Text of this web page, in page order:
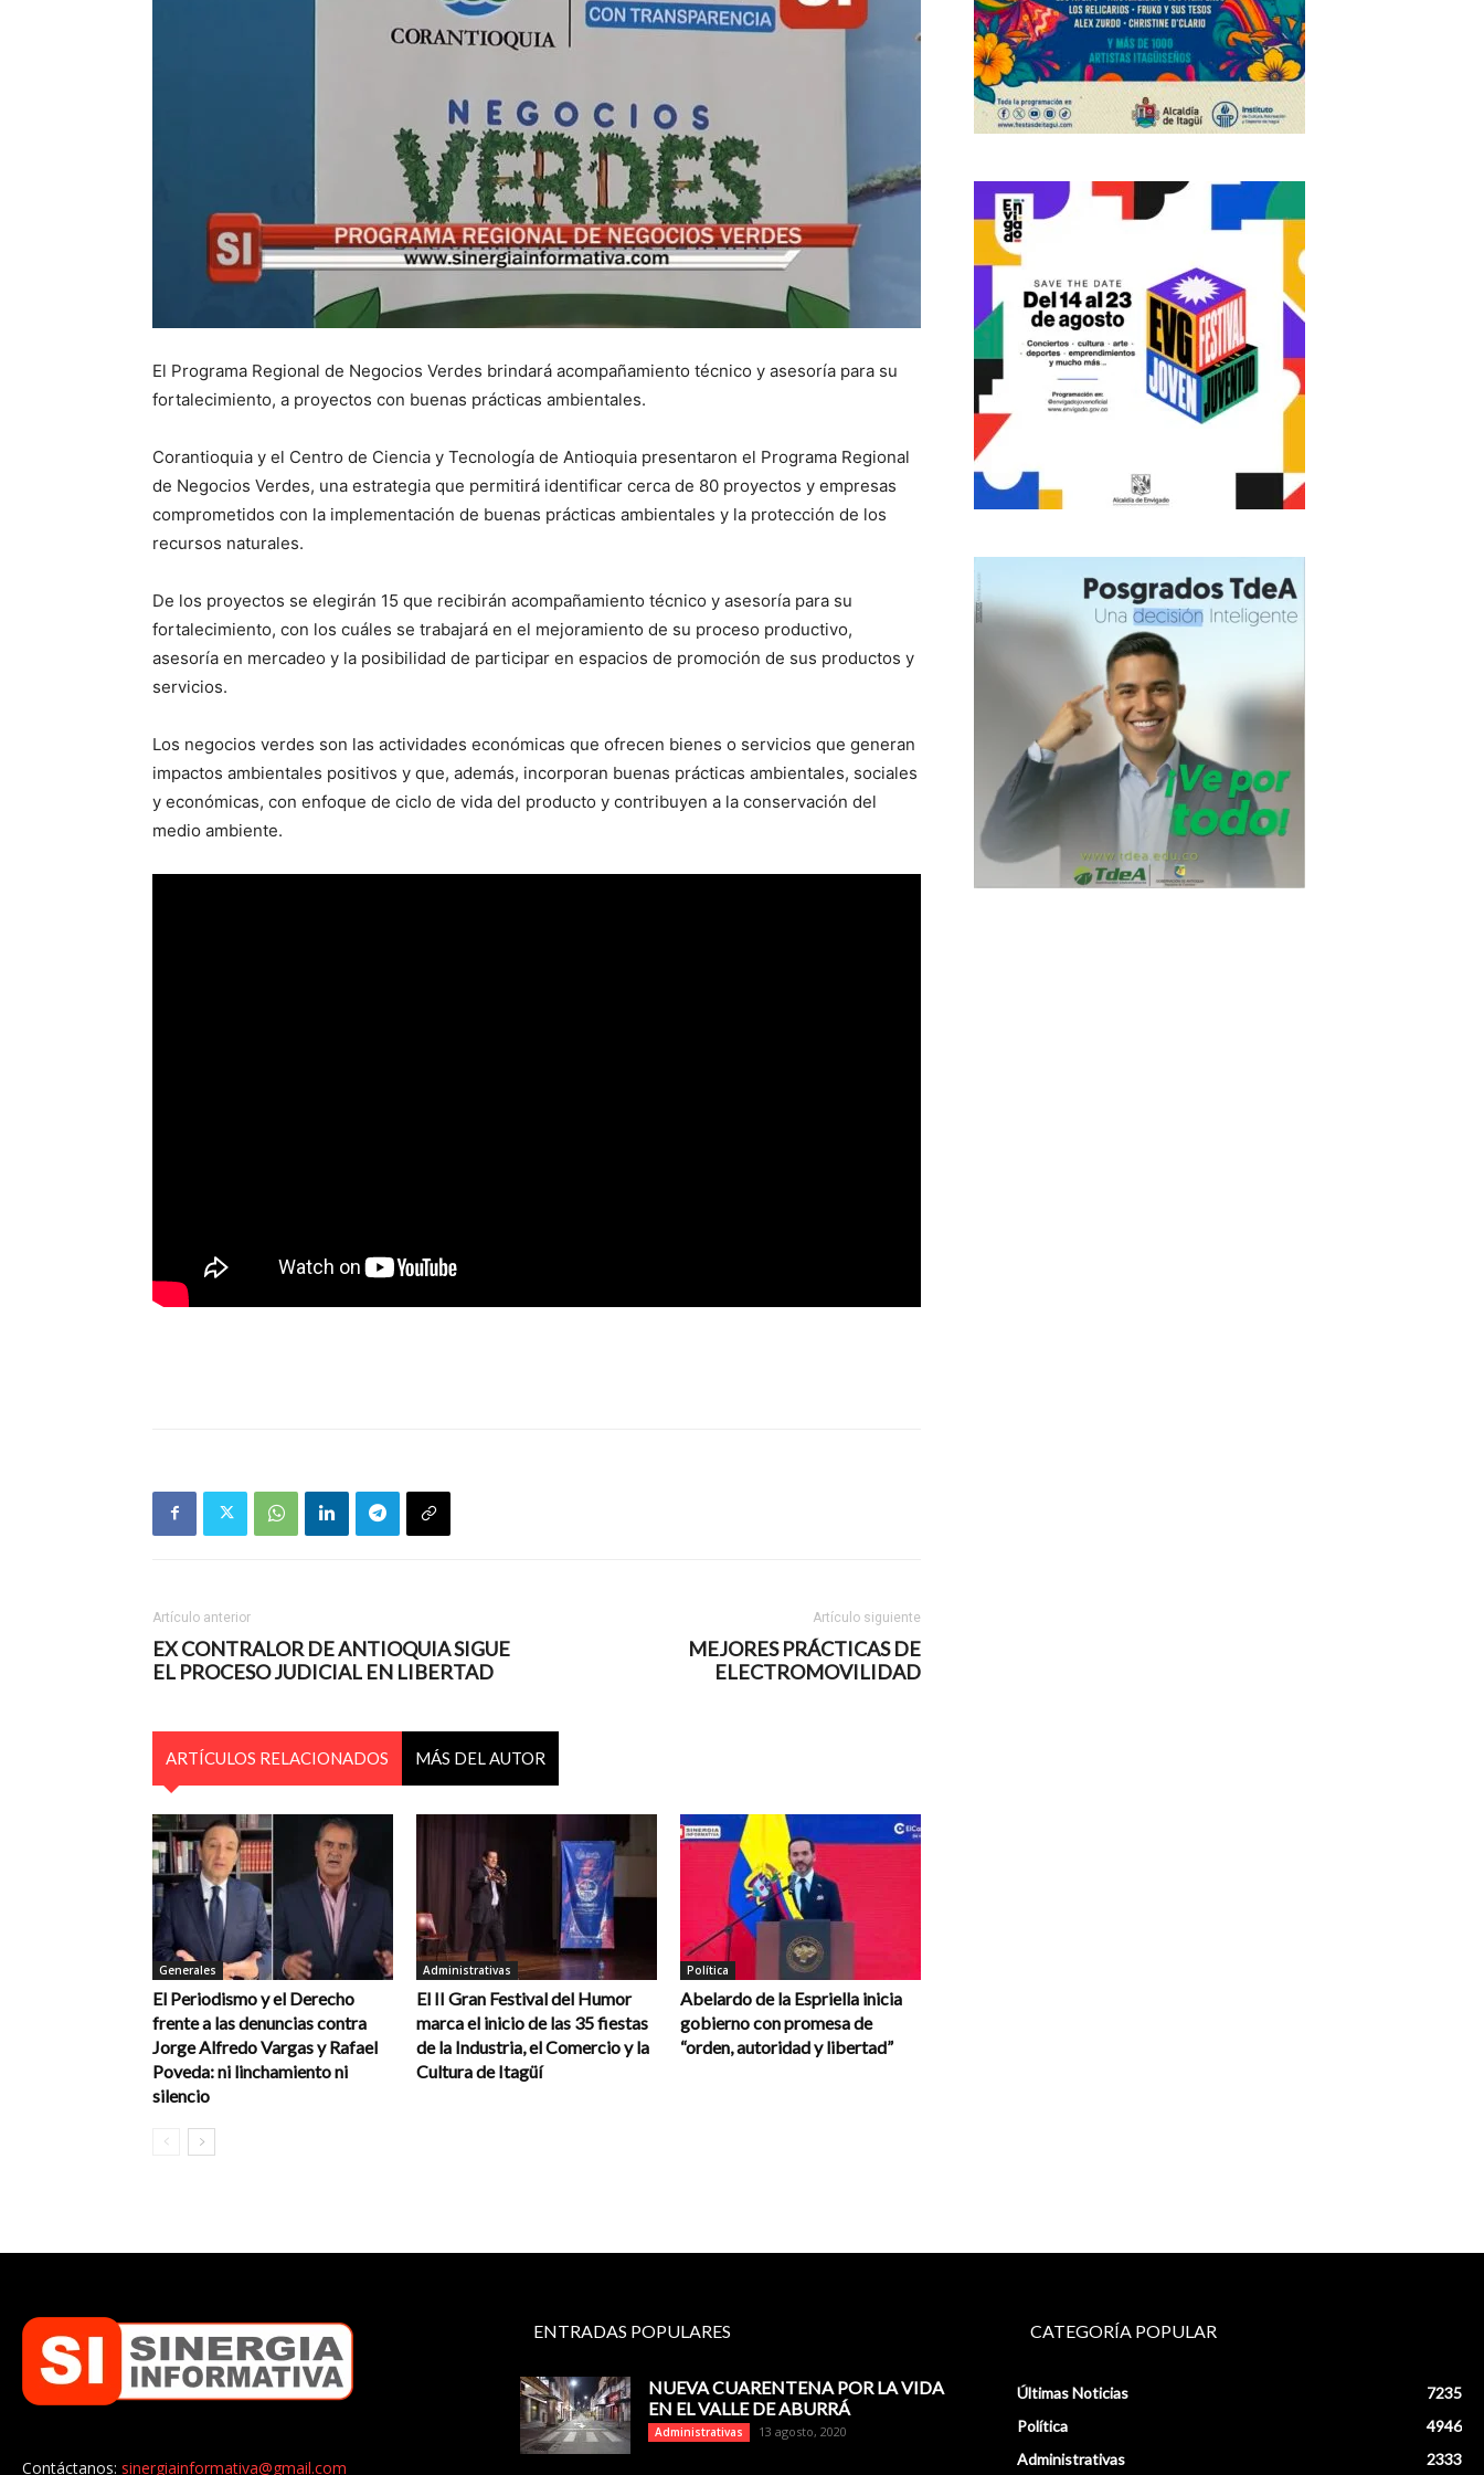
El Programa Regional de Negocios Verdes brindará acompañamiento técnico y asesoría para su
fortalecimiento, a proyectos con buenas prácticas ambientales.
Corantioquia y el Centro de Ciencia y Tecnología de Antioquia presentaron el Programa Regional
de Negocios Verdes, una estrategia que permitirá identificar cerca de 80 proyectos y empresas
comprometidos con la implementación de buenas prácticas ambientales y la protección de los
recursos naturales.
De los proyectos se elegirán 15 que recibirán acompañamiento técnico y asesoría para su
fortalecimiento, con los cuáles se trabajará en el mejoramiento de su proceso productivo,
asesoría en mercadeo y la posibilidad de participar en espacios de promoción de sus productos y
servicios.
Los negocios verdes son las actividades económicas que ofrecen bienes o servicios que generan
impactos ambientales positivos y que, además, incorporan buenas prácticas ambientales, sociales
y económicas, con enfoque de ciclo de vida del producto y contribuyen a la conservación del
medio ambiente.
Artículo anterior
EX CONTRALOR DE ANTIOQUIA SIGUE
EL PROCESO JUDICIAL EN LIBERTAD
Artículo siguiente
MEJORES PRÁCTICAS DE
ELECTROMOVILIDAD
ARTÍCULOS RELACIONADOS MÁS DEL AUTOR
Generales
El Periodismo y el Derecho
frente a las denuncias contra
Jorge Alfredo Vargas y Rafael
Poveda: ni linchamiento ni
silencio
Administrativas
El II Gran Festival del Humor
marca el inicio de las 35 fiestas
de la Industria, el Comercio y la
Cultura de Itagüí
Política
Abelardo de la Espriella inicia
gobierno con promesa de
“orden, autoridad y libertad”
Contáctanos: sinergiainformativa@gmail.com
ENTRADAS POPULARES
NUEVA CUARENTENA POR LA VIDA
EN EL VALLE DE ABURRÁ
Administrativas 13 agosto, 2020
CATEGORÍA POPULAR
Últimas Noticias
7235
Política
4946
Administrativas
2333